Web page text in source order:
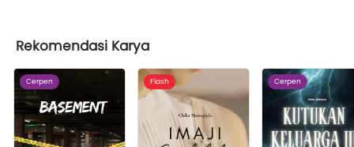
Rekomendasi Karya
Cerpen Flash Cerpen